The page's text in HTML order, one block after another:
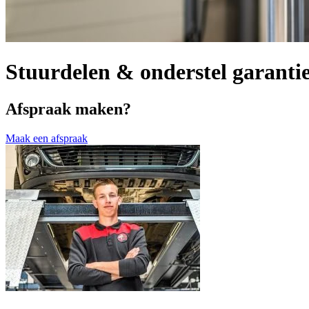
Stuurdelen & onderstel
Afspraak maken?
Maak een afspraak